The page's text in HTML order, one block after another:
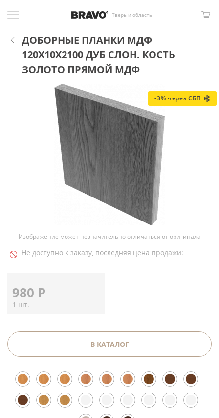
Тверь и область
ДОБОРНЫЕ ПЛАНКИ МДФ
120X10X2100 ДУБ СЛОН. КОСТЬ
ЗОЛОТО ПРЯМОЙ МДФ
-3% через СБП
Изображение может незначительно отличаться от оригинала
Не доступно к заказу, последняя цена продажи:
980 Р
1 шт.
В КАТАЛОГ